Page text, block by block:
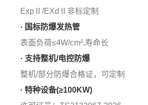
ExpⅡ/EXdⅡ非标定制
· 国标防爆发热管
表面负荷≤4W/cm²,寿命长
· 支持整机/电控防爆
整机/部分防爆合格证，可定制
· 特种设备(≥100KW)